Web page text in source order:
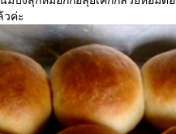
วค่ะ